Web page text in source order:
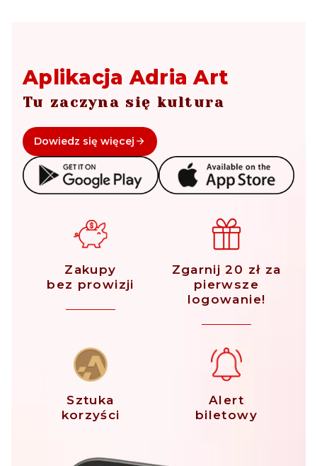
Aplikacja Adria Art
Tu zaczyna się kultura
Dowiedz się więcej
Zakupy
bez prowizji
Zgarnij 20 zł za
pierwsze
logowanie!
Sztuka
korzyści
Alert
biletowy